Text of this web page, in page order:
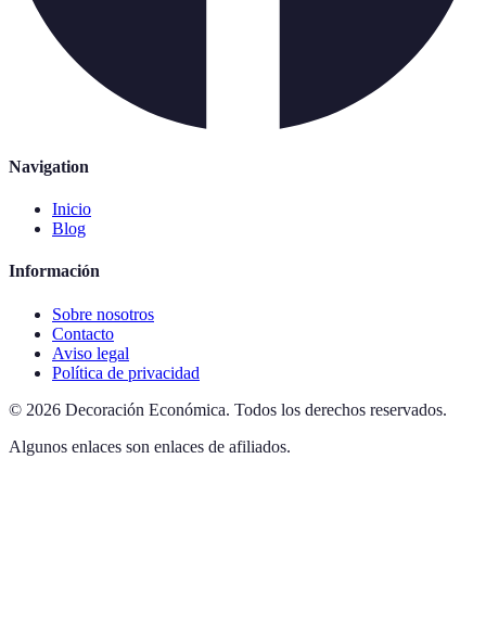
Navigation
Inicio
Blog
Información
Sobre nosotros
Contacto
Aviso legal
Política de privacidad
© 2026 Decoración Económica. Todos los derechos reservados.
Algunos enlaces son enlaces de afiliados.